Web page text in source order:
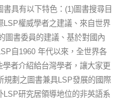
具有以下特色：(1)圖書搜尋目
權威學者之建議、來自世界
圖書委員的建議、基於對國內
自1960 年代以來，全世界各
者介紹給台灣學者，讓大家更
規劃之圖書兼具LSP發展的國際
研究居領導地位的非英語系